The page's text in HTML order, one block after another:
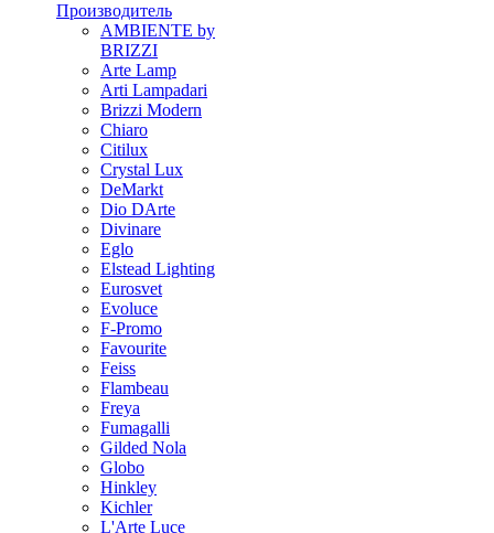
Производитель
AMBIENTE by
BRIZZI
Arte Lamp
Arti Lampadari
Brizzi Modern
Chiaro
Citilux
Crystal Lux
DeMarkt
Dio DArte
Divinare
Eglo
Elstead Lighting
Eurosvet
Evoluce
F-Promo
Favourite
Feiss
Flambeau
Freya
Fumagalli
Gilded Nola
Globo
Hinkley
Kichler
L'Arte Luce